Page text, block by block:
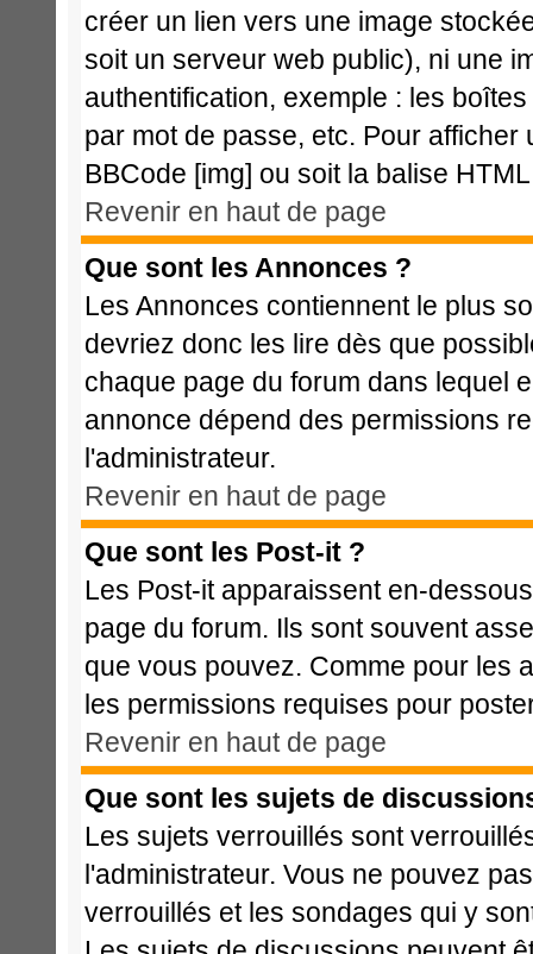
créer un lien vers une image
soit un serveur web public), ni une
authentification, exemple : les
par mot de passe, etc. Pour
BBCode [img] ou soit la balise
Revenir en haut de page
Que sont les Annonces ?
Les Annonces contiennent le plus
devriez donc les lire dès que
chaque page du forum dans lequel
annonce dépend des permissions
l'administrateur.
Revenir en haut de page
Que sont les Post-it ?
Les Post-it apparaissent en-
page du forum. Ils sont souvent
que vous pouvez. Comme pour les
les permissions requises pour
Revenir en haut de page
Que sont les sujets de
Les sujets verrouillés sont
l'administrateur. Vous ne pouvez
verrouillés et les sondages qui y